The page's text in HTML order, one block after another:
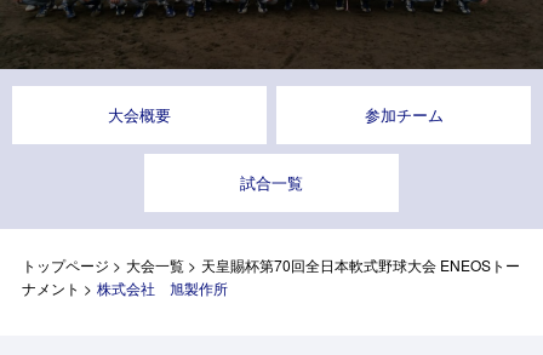
大会概要 参加チーム
試合一覧
トップページ > 大会一覧> 天皇賜杯第70回全日本軟式野球大会 ENEOSトー
ナメント > 株式会社 旭製作所